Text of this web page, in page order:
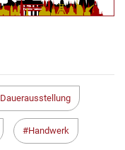
Dauerausstellung
Handwerk